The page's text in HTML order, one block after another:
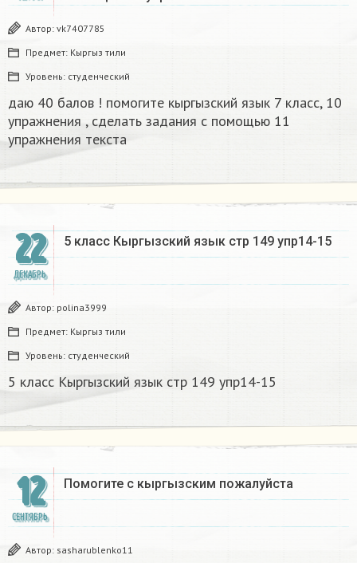
Автор: vk7407785
Предмет: Кыргыз тили
Уровень: студенческий
даю 40 балов ! помогите кыргызский язык 7 класс, 10
упражнения ​, сделать задания с помощью 11
упражнения текста
22
ДЕКАБРЬ
5 класс Кыргызский язык стр 149 упр14-15
Автор: polina3999
Предмет: Кыргыз тили
Уровень: студенческий
5 класс Кыргызский язык стр 149 упр14-15
12
СЕНТЯБРЬ
Помогите с кыргызским пожалуйста
Автор: sasharublenko11